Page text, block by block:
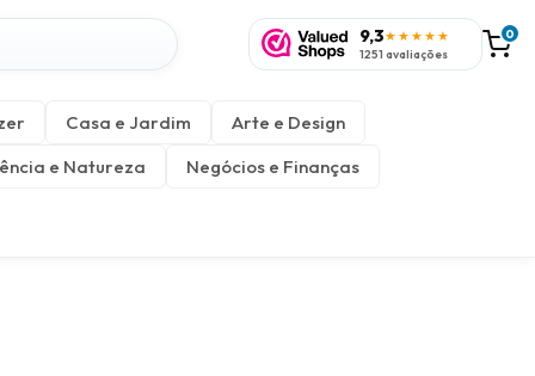
9,3★★★★★
1251 avaliações
0
Casa e Jardim
Arte e Design
e Natureza
Negócios e Finanças